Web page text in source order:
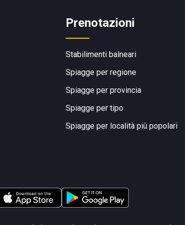
Prenotazioni
Stabilimenti balneari
Spiagge per regione
Spiagge per provincia
Spiagge per tipo
Spiagge per località più popolari